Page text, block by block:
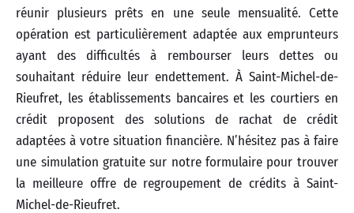
réunir plusieurs prêts en une seule mensualité. Cette
opération est particulièrement adaptée aux emprunteurs
ayant des difficultés à rembourser leurs dettes ou
souhaitant réduire leur endettement. À Saint-Michel-de-
Rieufret, les établissements bancaires et les courtiers en
crédit proposent des solutions de rachat de crédit
adaptées à votre situation financière. N’hésitez pas à faire
une simulation gratuite sur notre formulaire pour trouver
la meilleure offre de regroupement de crédits à Saint-
Michel-de-Rieufret.